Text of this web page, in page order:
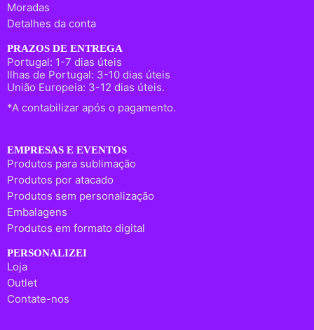
Moradas
Detalhes da conta
PRAZOS DE ENTREGA
Portugal: 1-7 dias úteis
Ilhas de Portugal: 3-10 dias úteis
União Europeia: 3-12 dias úteis.
*A contabilizar após o pagamento.
EMPRESAS E EVENTOS
Produtos para sublimação
Produtos por atacado
Produtos sem personalização
Embalagens
Produtos em formato digital
PERSONALIZEI
Loja
Outlet
Contate-nos